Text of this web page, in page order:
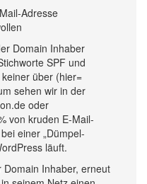
Adresse
Domain Inhaber
SPF und
über (hier=
sehen wir in der
oder
von kruden E-Mail-
einer „Dümpel-
läuft.
Inhaber, erneut